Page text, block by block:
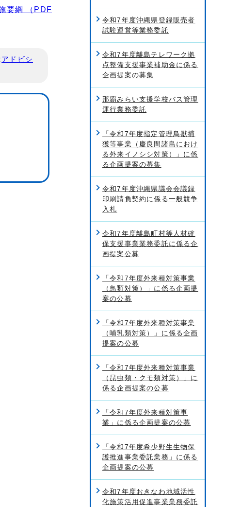
要綱 （PDF
アドビシ
令和7年度沖縄県登録販売者
試験運営等業務委託
令和7年度離島テレワーク拠
点整備支援事業補助金に係る
企画提案の募集
那覇みらい支援学校バス管理
運行業務委託
「令和7年度指定管理鳥獣捕
獲等事業（慶良間諸島におけ
る外来イノシシ対策）」に係
る企画提案の募集
令和7年度沖縄県議会会議録
印刷請負契約に係る一般競争
入札
令和7年度離島町村等人材確
保支援事業業務委託に係る企
画提案公募
「令和7年度外来種対策事業
（鳥類対策）」に係る企画提
案の公募
「令和7年度外来種対策事業
（哺乳類対策）」に係る企画
提案の公募
「令和7年度外来種対策事業
（昆虫類・クモ類対策）」に
係る企画提案の公募
「令和7年度外来種対策事
業」に係る企画提案の公募
「令和7年度希少野生生物保
護推進事業委託業務」に係る
企画提案の公募
令和7年度おきなわ地域活性
化施策活用促進事業業務委託